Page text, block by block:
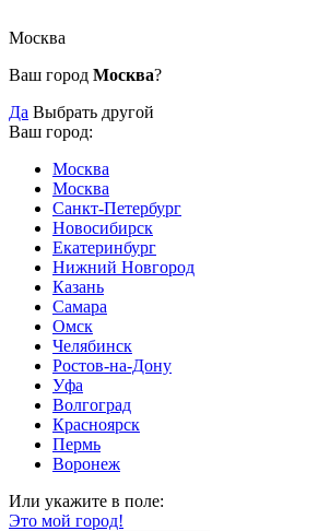
Москва
Ваш город Москва?
Да Выбрать другой
Ваш город:
Москва
Москва
Санкт-Петербург
Новосибирск
Екатеринбург
Нижний Новгород
Казань
Самара
Омск
Челябинск
Ростов-на-Дону
Уфа
Волгоград
Красноярск
Пермь
Воронеж
Или укажите в поле:
Это мой город!